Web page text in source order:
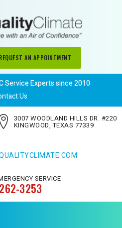
AN APPOINTMENT
Service Experts since 2010
Us
3007 WOODLAND HILLS DR. #220
KINGWOOD, TEXAS 77339
SERVICE
3253